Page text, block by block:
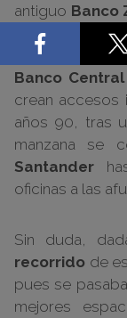
antiguo Banco
de la Plaza de
edificios de
Banco
crean accesos
años 90, tras
manzana se
Santander
oficinas a las
Sin duda,
recorrido de
pues se
mejores